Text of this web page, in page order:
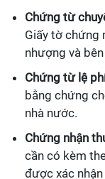
Chứng từ
Giấy tờ chứng
nhượng và
Chứng từ lệ
bằng chứng
nhà nước.
Chứng nhận
cần có kèm
được xác